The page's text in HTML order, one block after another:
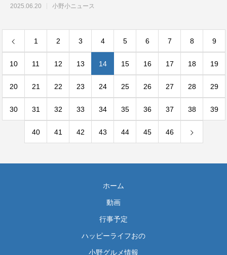
ネッククーラーを購入
2025.06.20 小野小ニュース
1 2 3 4 5 6 7 8 9
10 11 12 13 14 15 16 17 18 19
20 21 22 23 24 25 26 27 28 29
30 31 32 33 34 35 36 37 38 39
40 41 42 43 44 45 46
ホーム
動画
行事予定
ハッピーライフおの
小野グルメ情報